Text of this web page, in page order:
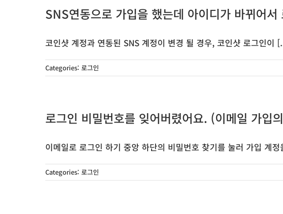
SNS연동으로 가입을 했는데 아이디가 바뀌어서
코인샷 계정과 연동된 SNS 계정이 변경 될 경우, 코인샷 로그인이
Categories: 로그인
로그인 비밀번호를 잊어버렸어요. (이메일 가입
이메일로 로그인 하기 중앙 하단의 비밀번호 찾기를 눌러 가입 계
Categories: 로그인